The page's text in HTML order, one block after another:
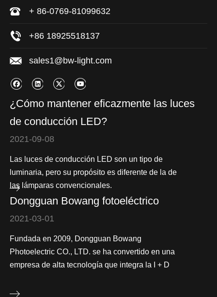
+ 86-0769-81099632
+86 18925518137
sales1@bw-light.com
¿Cómo mantener eficazmente las luces
de conducción LED?
2021-09-08
Las luces de conducción LED son un tipo de
luminaria, pero su propósito es diferente de la de
las lámparas convencionales.
Dongguan Bowang fotoeléctrico
2021-03-01
Fundada en 2009, Dongguan Bowang
Photoelectric CO., LTD. se ha convertido en una
empresa de alta tecnología que integra la I + D